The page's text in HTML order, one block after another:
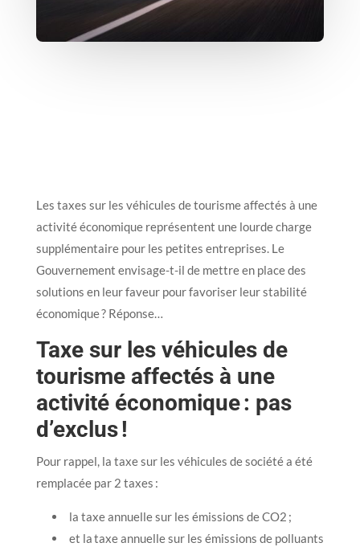
Les taxes sur les véhicules de tourisme affectés à une
activité économique représentent une lourde charge
supplémentaire pour les petites entreprises. Le
Gouvernement envisage-t-il de mettre en place des
solutions en leur faveur pour favoriser leur stabilité
économique ? Réponse…
Taxe sur les véhicules de
tourisme affectés à une
activité économique : pas
d’exclus !
Pour rappel, la taxe sur les véhicules de société a été
remplacée par 2 taxes :
la taxe annuelle sur les émissions de CO2 ;
et la taxe annuelle sur les émissions de polluants